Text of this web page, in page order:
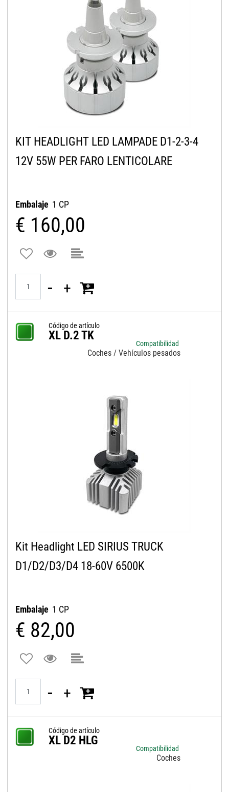
KIT HEADLIGHT LED LAMPADE D1-2-3-4
12V 55W PER FARO LENTICOLARE
Embalaje 1 CP
€ 160,00
Código de artículo
XL D.2 TK
Compatibilidad
Coches / Vehículos pesados
Kit Headlight LED SIRIUS TRUCK
D1/D2/D3/D4 18-60V 6500K
Embalaje 1 CP
€ 82,00
Código de artículo
XL D2 HLG
Compatibilidad
Coches